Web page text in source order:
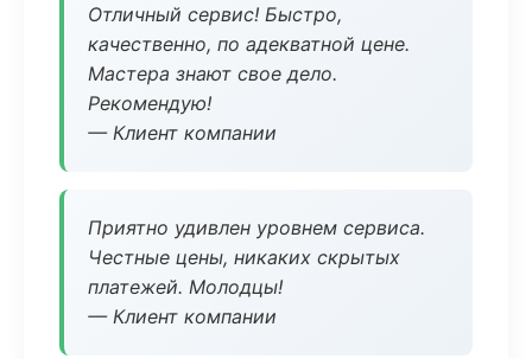
Отличный сервис! Быстро,
качественно, по адекватной цене.
Мастера знают свое дело.
Рекомендую!
— Клиент компании
Приятно удивлен уровнем сервиса.
Честные цены, никаких скрытых
платежей. Молодцы!
— Клиент компании